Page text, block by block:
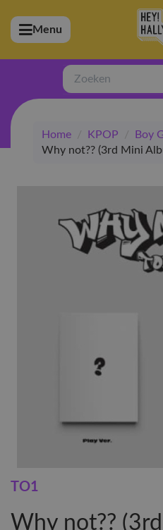
(Artiesten)
(Merchandise)
(Exclusive)
(Winkel)
Menu
Zoeken
Home / KPOP / Boy
Why not?? (3rd Mini
TO1
Why not??